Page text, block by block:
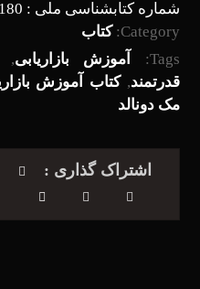
شماره کتابشناسی ملی : 3245180
Category: کتاب
Tags:
آموزش بازاریابی,
قدرتمند,کتاب آموزش
مک دونالد